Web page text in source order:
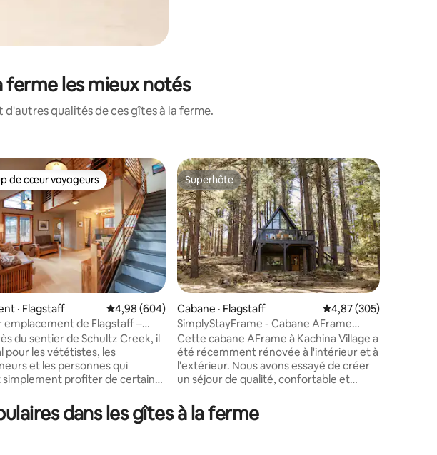
ferme les mieux notés
qualités de ces gîtes à la ferme.
sur 5, 881 commentaires
cœur voyageurs parmi les plus aimés
de cœur voyageurs
· Flagstaff Note moyenne de 4,98 sur 5, 604 commentaires
4,98 (604)
emplacement de Flagstaff –
chalet d'hôtes
du sentier de Schultz Creek, il
pour les vététistes, les
et les personnes qui
simplement profiter de certains
minutes en voiture du
et pourtant le centre-ville est
Superhôte
Superhôte
Cabane · Flagstaff Note moyenne de
4,87 (305)
SimplyStayFrame - Cabane AFrame
Kachina Village
Cette cabane AFrame à Kachina Village a
été récemment rénovée à l'intérieur et à
l'extérieur. Nous avons essayé de créer
un séjour de qualité, confortable et
avons eu quatre mots pour représenter
notre mantra de conception :
dans les gîtes à la ferme